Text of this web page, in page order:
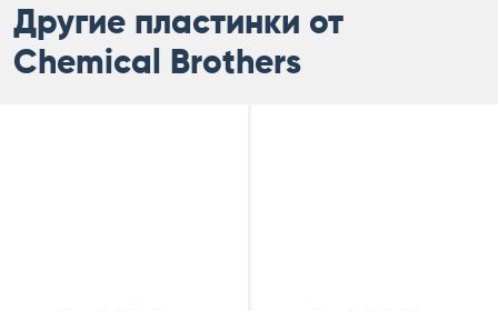
Другие пластинки от
Chemical Brothers